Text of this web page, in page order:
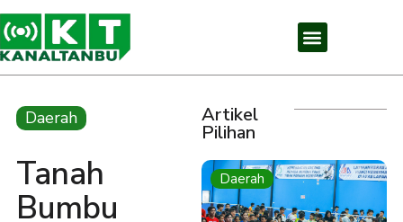
Daerah
Tanah
Bumbu
Artikel
Pilihan
Daerah